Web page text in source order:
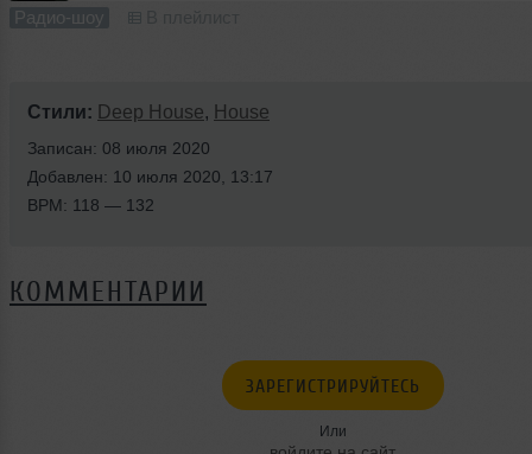
Радио-шоу
Стили: Deep House, House
Записан: 08 июля 2020
Добавлен: 10 июля 2020, 13:17
BPM: 118 — 132
КОММЕНТАРИИ
ЗАРЕГИСТРИРУЙТЕСЬ
Или